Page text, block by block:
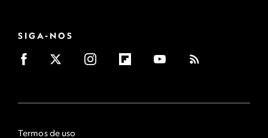
SIGA-NOS
Termos de uso